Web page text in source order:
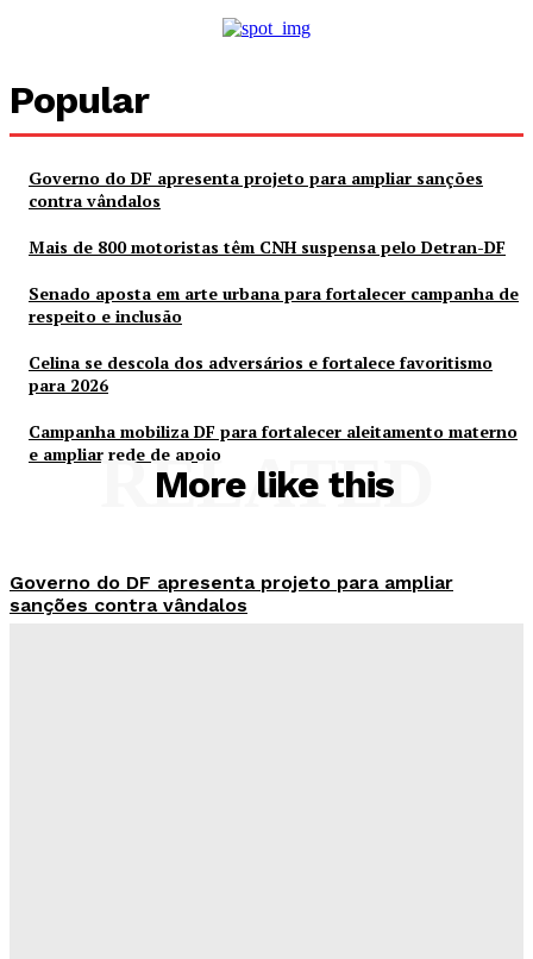
Popular
Governo do DF apresenta projeto para ampliar sanções
contra vândalos
Mais de 800 motoristas têm CNH suspensa pelo Detran-DF
Senado aposta em arte urbana para fortalecer campanha de
respeito e inclusão
Celina se descola dos adversários e fortalece favoritismo
para 2026
Campanha mobiliza DF para fortalecer aleitamento materno
e ampliar rede de apoio
More like this
RELATED
Governo do DF apresenta projeto para ampliar
sanções contra vândalos